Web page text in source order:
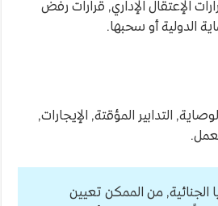
الإعتقال الإداري, قرارات رفض
الدولية أو سحبها.
التدابير المؤقتة, الإيجارات,
الجنائية, من الممكن تعيين